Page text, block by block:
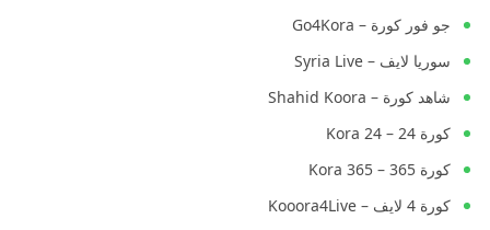
جو فور كورة – Go4Kora
سوريا لايف – Syria Live
شاهد كورة – Shahid Koora
كورة 24 – Kora 24
كورة 365 – Kora 365
كورة 4 لايف – Kooora4Live